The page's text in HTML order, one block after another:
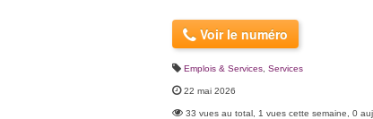
Voir le numéro
Emplois & Services Services
22 mai 2026
33 vues au total, 1 vues cette semaine, 0